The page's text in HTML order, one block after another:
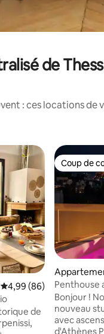
de
: ces locations
appréciés
Évaluation moyenne sur
4,99 (86)
de
Coup de
Coup de
Penthouse
jacuzzi !
Bonjour !
nouveau
avec
d'Athènes